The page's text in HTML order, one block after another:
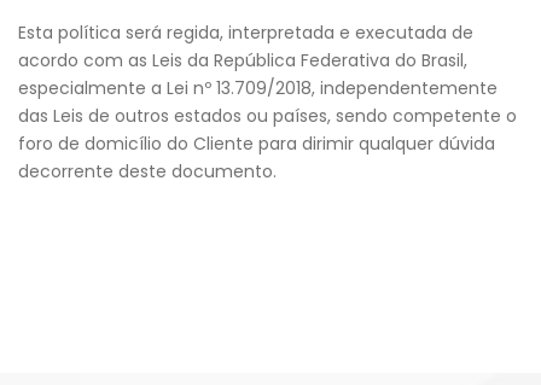
Esta política será regida, interpretada e executada de
acordo com as Leis da República Federativa do Brasil,
especialmente a Lei nº 13.709/2018, independentemente
das Leis de outros estados ou países, sendo competente o
foro de domicílio do Cliente para dirimir qualquer dúvida
decorrente deste documento.